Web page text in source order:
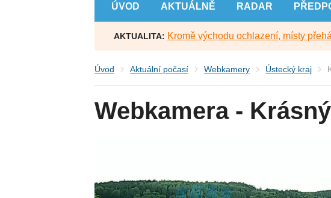
ÚVOD AKTUÁLNĚ RADAR
AKTUALITA: Kromě východu ochlazení, místy
Úvod Aktuální počasí Webkamery Ústecký kraj
Webkamera -